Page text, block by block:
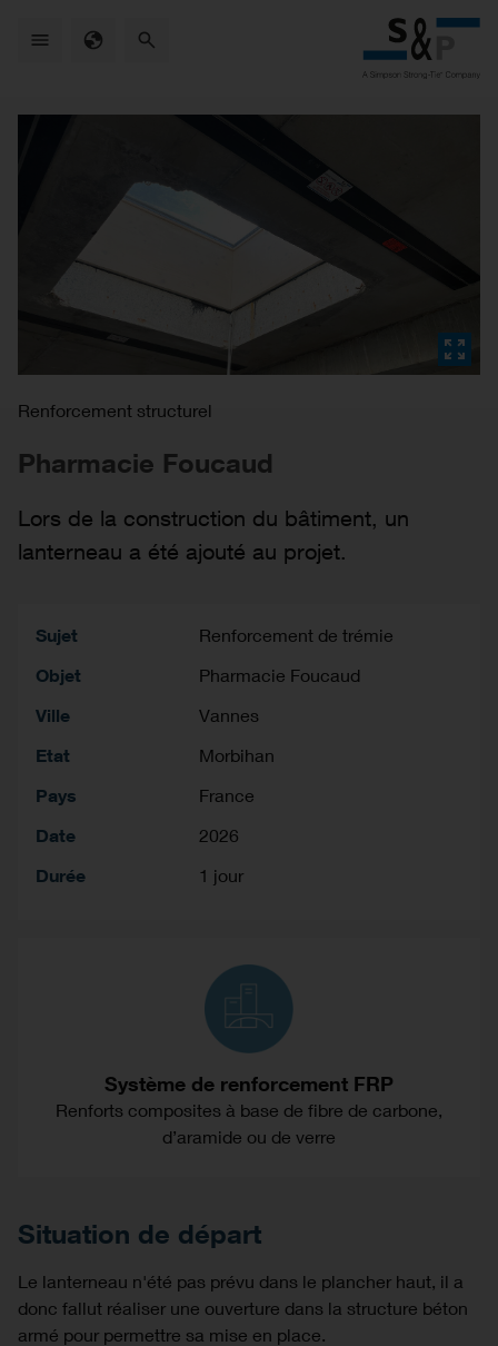
Renforcement structurel
Pharmacie Foucaud
Lors de la construction du bâtiment, un
lanterneau a été ajouté au projet.
Sujet
Renforcement de trémie
Objet
Pharmacie Foucaud
Ville
Vannes
Etat
Morbihan
Pays
France
Date
2026
Durée
1 jour
Système de renforcement FRP
Renforts composites à base de fibre de carbone,
d’aramide ou de verre
Situation de départ
Le lanterneau n'été pas prévu dans le plancher haut, il a
donc fallut réaliser une ouverture dans la structure béton
armé pour permettre sa mise en place.